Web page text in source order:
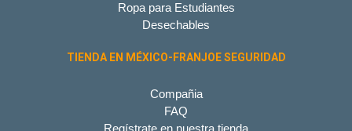
Ropa para Estudiantes
Desechables
TIENDA EN MÉXICO-FRANJOE SEGURIDAD
Compañia
FAQ